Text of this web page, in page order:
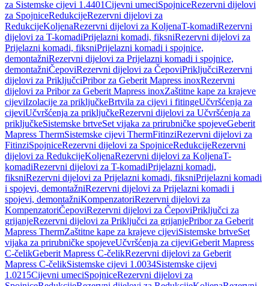
za Sistemske cijevi 1.4401Cijevni umeciSpojniceRezervni dijelovi
za SpojniceRedukcijeRezervni dijelovi za
RedukcijeKoljenaRezervni dijelovi za KoljenaT-komadiRezervni
dijelovi za T-komadiPrijelazni komadi, fiksniRezervni dijelovi za
Prijelazni komadi, fiksniPrijelazni komadi i spojnice,
demontažniRezervni dijelovi za Prijelazni komadi i spojnice,
demontažniČepoviRezervni dijelovi za ČepoviPriključciRezervni
dijelovi za PriključciPribor za Geberit Mapress inoxRezervni
dijelovi za Pribor za Geberit Mapress inoxZaštitne kape za krajeve
cijeviIzolacije za priključkeBrtvila za cijevi i fitingeUčvršćenja za
cijeviUčvršćenja za priključkeRezervni dijelovi za Učvršćenja za
priključkeSistemske brtveSet vijaka za prirubničke spojeveGeberit
Mapress ThermSistemske cijevi ThermFitinziRezervni dijelovi za
FitinziSpojniceRezervni dijelovi za SpojniceRedukcijeRezervni
dijelovi za RedukcijeKoljenaRezervni dijelovi za KoljenaT-
komadiRezervni dijelovi za T-komadiPrijelazni komadi,
fiksniRezervni dijelovi za Prijelazni komadi, fiksniPrijelazni komadi
i spojevi, demontažniRezervni dijelovi za Prijelazni komadi i
spojevi, demontažniKompenzatoriRezervni dijelovi za
KompenzatoriČepoviRezervni dijelovi za ČepoviPriključci za
grijanjeRezervni dijelovi za Priključci za grijanjePribor za Geberit
Mapress ThermZaštitne kape za krajeve cijeviSistemske brtveSet
vijaka za prirubničke spojeveUčvršćenja za cijeviGeberit Mapress
C-čelikGeberit Mapress C-čelikRezervni dijelovi za Geberit
Mapress C-čelikSistemske cijevi 1.0034Sistemske cijevi
1.0215Cijevni umeciSpojniceRezervni dijelovi za